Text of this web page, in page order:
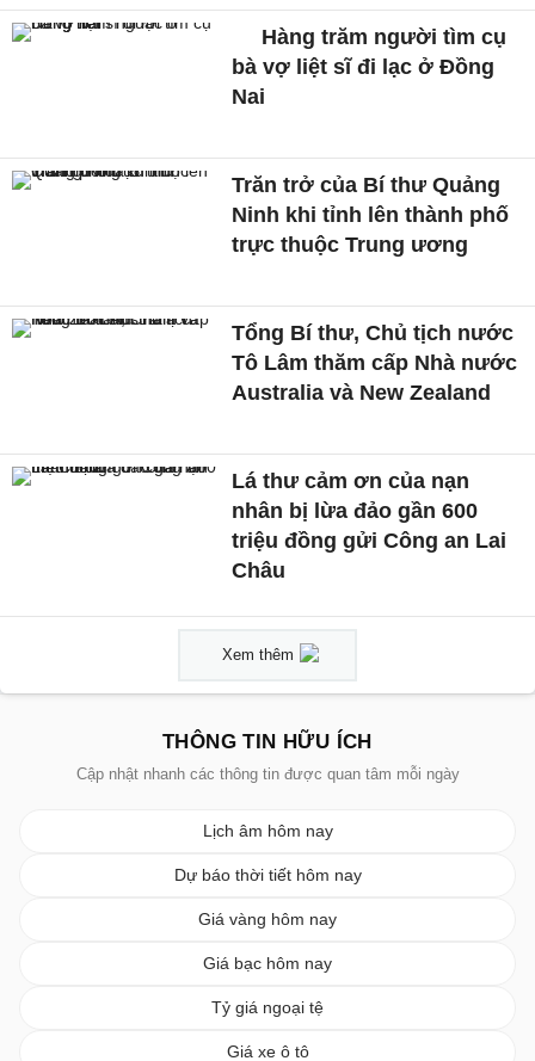
Hàng trăm người tìm cụ
bà vợ liệt sĩ đi lạc ở Đồng
Nai
Trăn trở của Bí thư Quảng
Ninh khi tỉnh lên thành phố
trực thuộc Trung ương
Tổng Bí thư, Chủ tịch nước
Tô Lâm thăm cấp Nhà nước
Australia và New Zealand
Lá thư cảm ơn của nạn
nhân bị lừa đảo gần 600
triệu đồng gửi Công an Lai
Châu
Xem thêm
THÔNG TIN HỮU ÍCH
Cập nhật nhanh các thông tin được quan tâm mỗi ngày
Lịch âm hôm nay
Dự báo thời tiết hôm nay
Giá vàng hôm nay
Giá bạc hôm nay
Tỷ giá ngoại tệ
Giá xe ô tô